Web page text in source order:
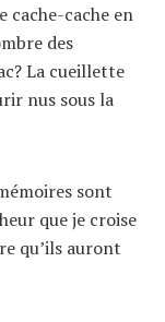
cache-cache en
des
La cueillette
nus sous la
sont
que je croise
qu’ils auront